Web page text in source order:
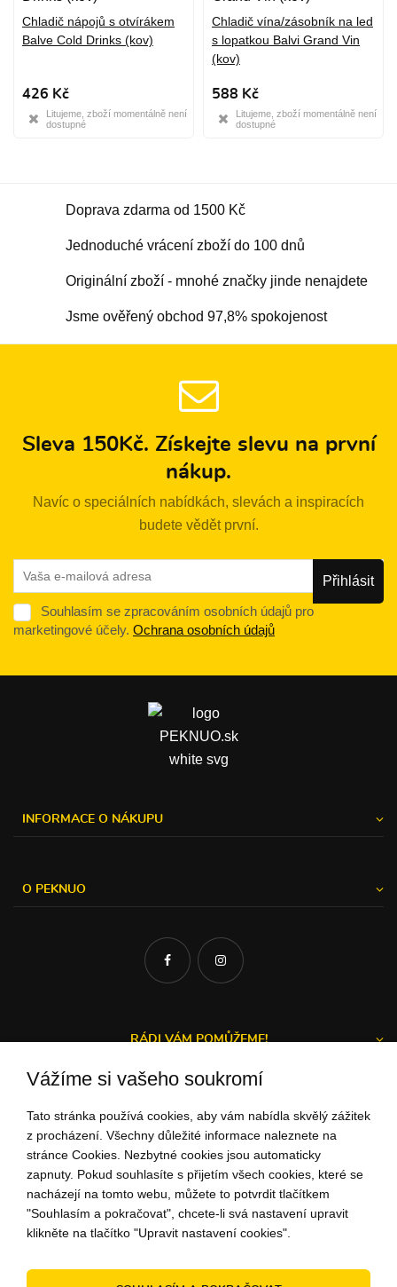
Chladič nápojů s otvírákem
Balve Cold Drinks (kov)
426 Kč
Litujeme, zboží momentálně není
dostupné
Chladič vína/zásobník na led
s lopatkou Balvi Grand Vin
(kov)
588 Kč
Litujeme, zboží momentálně není
dostupné
Doprava zdarma od 1500 Kč
Jednoduché vrácení zboží do 100 dnů
Originální zboží - mnohé značky jinde nenajdete
Jsme ověřený obchod 97,8% spokojenost
Sleva 150Kč. Získejte slevu na první
nákup.
Navíc o speciálních nabídkách, slevách a inspiracích
budete vědět první.
Souhlasím se zpracováním osobních údajů pro
marketingové účely. Ochrana osobních údajů
INFORMACE O NÁKUPU
O PEKNUO
RÁDI VÁM POMŮŽEME!
Michal a Zuzka
ZÁKAZNICKÝ SERVIS
+42 1948
ahoj@peknuo.cz
Vážíme si vašeho soukromí
Tato stránka používá cookies, aby vám nabídla skvělý zážitek
z procházení. Všechny důležité informace naleznete na
stránce Cookies. Nezbytné cookies jsou automaticky
zapnuty. Pokud souhlasíte s přijetím všech cookies, které se
nacházejí na tomto webu, můžete to potvrdit tlačítkem
"Souhlasím a pokračovat", chcete-li svá nastavení upravit
klikněte na tlačítko "Upravit nastavení cookies".